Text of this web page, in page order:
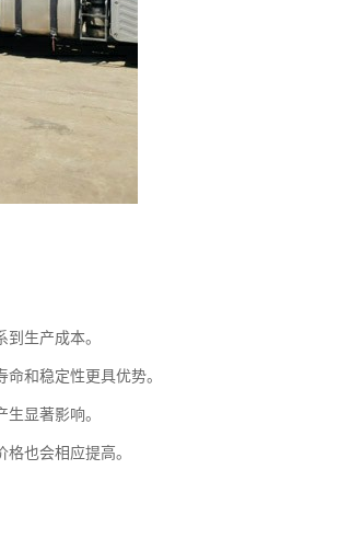
生产成本。
和稳定性更具优势。
显著影响。
也会相应提高。